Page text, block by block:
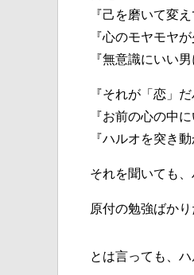
『己を磨いて変え
『心のモヤモヤ
『無意識にいい
『それが「恋」
『お前の心の中に
『ハルオを突き
それを聞いても
原付の勉強ばか
とは言っても、